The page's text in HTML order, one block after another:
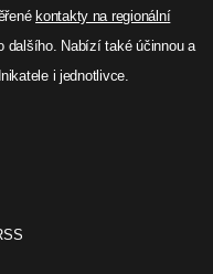
kontakty na regionální
dalšího. Nabízí také účinnou a
i jednotlivce.